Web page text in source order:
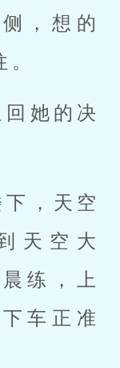
，想的
她的决
，天空
天空大
练，上
车正准